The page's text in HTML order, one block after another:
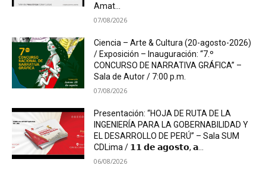
Amat...
07/08/2026
Ciencia – Arte & Cultura (20-agosto-2026)
/ Exposición – Inauguración: “7.º
CONCURSO DE NARRATIVA GRÁFICA” –
Sala de Autor / 7:00 p.m.
07/08/2026
Presentación: “HOJA DE RUTA DE LA
INGENIERÍA PARA LA GOBERNABILIDAD Y
EL DESARROLLO DE PERÚ” – Sala SUM
CDLima / 𝟭𝟭 𝗱𝗲 𝗮𝗴𝗼𝘀𝘁𝗼, 𝗮...
06/08/2026